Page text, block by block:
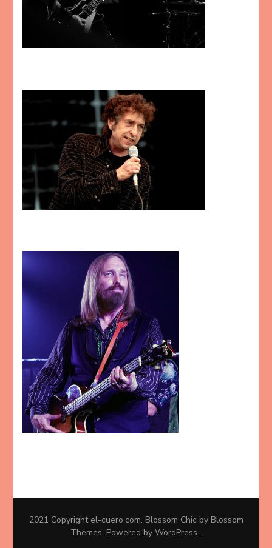
2021 Copyright el-cuero.com. Blossom Chic by Blossom
Themes. Powered by WordPress .